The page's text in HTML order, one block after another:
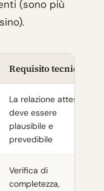
(sono più
Requisito tecnico
La relazione attesa
deve essere
plausibile e
prevedibile
Verifica di
completezza,